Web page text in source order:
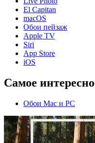
El Capitan
macOS
Обои пейзаж
Apple TV
Siri
App Store
iOS
Самое
Обои Mac и PC